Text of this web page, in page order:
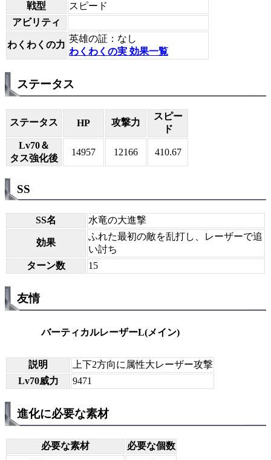
戦型
スピード
アビリティ
わくわくの力
英雄の証：なし
わくわくの実 効果一覧
ステータス
ステータス HP 攻撃力
スピー
ド
Lv70＆
タス強化後
14957 12166 410.67
SS
SS名 水竜の大進撃
効果
ふれた最初の敵を乱打し、レーザーで追
い討ち
ターン数
15
友情
バーティカルレーザーL(メイン)
説明
上下2方向に属性大レーザー攻撃
Lv70威力
9471
進化に必要な素材
必要な素材
必要な個数